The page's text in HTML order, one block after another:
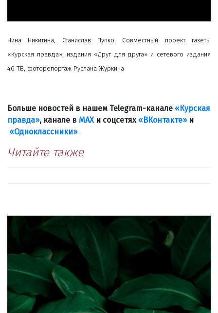
Нина Никитина, Станислав Пупко. Совместный проект газеты
«Курская правда», издания «Друг для друга» и сетевого издания
46 ТВ, фоторепортаж Руслана Журкина
Больше новостей в нашем Telegram-канале «Курская
правда», канале в МАХи соцсетях «ВКонтакте»и
«Одноклассники».
Читайте также